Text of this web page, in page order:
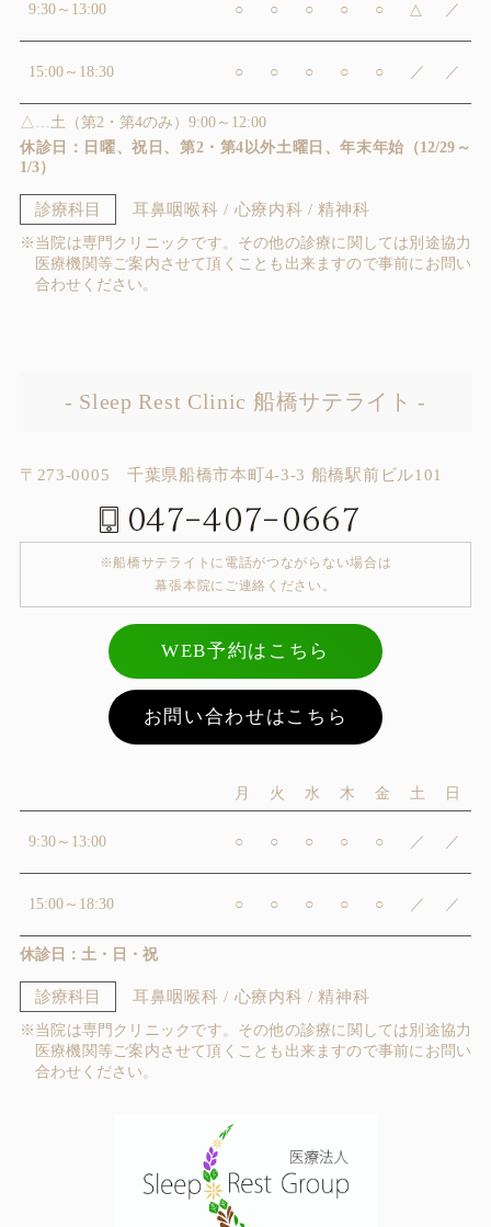
9:30～13:00 ○ ○ ○ ○ ○ △ ／
15:00～18:30 ○ ○ ○ ○ ○ ／ ／
△…土（第2・第4のみ）9:00～12:00
休診日：日曜、祝日、第2・第4以外土曜日、年末年始（12/29～
1/3）
診療科目 耳鼻咽喉科 / 心療内科 / 精神科
※当院は専門クリニックです。その他の診療に関しては別途協力
医療機関等ご案内させて頂くことも出来ますので事前にお問い
合わせください。
- Sleep Rest Clinic 船橋サテライト -
〒273-0005 千葉県船橋市本町4-3-3 船橋駅前ビル101
※船橋サテライトに電話がつながらない場合は
幕張本院にご連絡ください。
WEB予約はこちら
お問い合わせはこちら
月 火 水 木 金 土 日
9:30～13:00 ○ ○ ○ ○ ○ ／ ／
15:00～18:30 ○ ○ ○ ○ ○ ／ ／
休診日：土・日・祝
診療科目 耳鼻咽喉科 / 心療内科 / 精神科
※当院は専門クリニックです。その他の診療に関しては別途協力
医療機関等ご案内させて頂くことも出来ますので事前にお問い
合わせください。